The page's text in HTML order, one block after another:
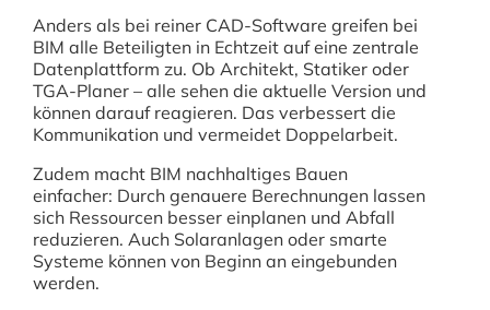
Anders als bei reiner CAD-Software greifen bei
BIM alle Beteiligten in Echtzeit auf eine zentrale
Datenplattform zu. Ob Architekt, Statiker oder
TGA-Planer – alle sehen die aktuelle Version und
können darauf reagieren. Das verbessert die
Kommunikation und vermeidet Doppelarbeit.
Zudem macht BIM nachhaltiges Bauen
einfacher: Durch genauere Berechnungen lassen
sich Ressourcen besser einplanen und Abfall
reduzieren. Auch Solaranlagen oder smarte
Systeme können von Beginn an eingebunden
werden.